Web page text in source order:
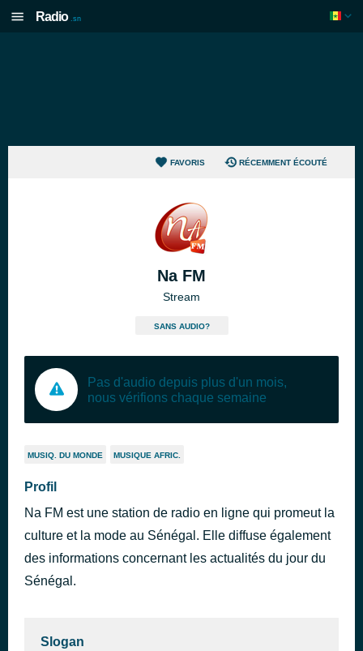
Radio .sn
FAVORIS RÉCEMMENT ÉCOUTÉ
Na FM
Stream
SANS AUDIO?
Pas d'audio depuis plus d'un mois,
nous vérifions chaque semaine
MUSIQ. DU MONDE MUSIQUE AFRIC.
Profil
Na FM est une station de radio en ligne qui promeut la
culture et la mode au Sénégal. Elle diffuse également
des informations concernant les actualités du jour du
Sénégal.
Slogan